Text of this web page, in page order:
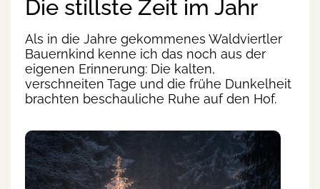
Die stillste Zeit im Jahr
Als in die Jahre gekommenes Waldviertler
Bauernkind kenne ich das noch aus der
eigenen Erinnerung: Die kalten,
verschneiten Tage und die frühe Dunkelheit
brachten beschauliche Ruhe auf den Hof.